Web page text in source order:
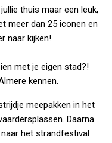
thuis maar een leuk,
meer dan 25 iconen en
naar kijken!
met je eigen stad?!
kennen.
meepakken in het
Daarna
het strandfestival